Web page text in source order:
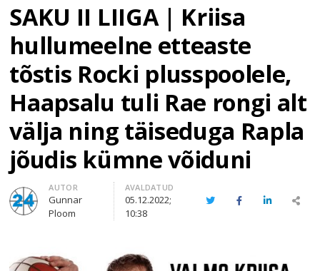
SAKU II LIIGA | Kriisa
hullumeelne etteaste
tõstis Rocki plusspoolele,
Haapsalu tuli Rae rongi alt
välja ning täiseduga Rapla
jõudis kümne võiduni
Author
AUTOR
Gunnar
Ploom
AVALDATUD
05.12.2022;
10:38
TwitterFacebookLinkedIn